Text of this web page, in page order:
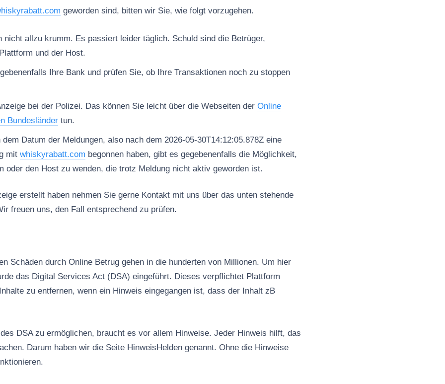
geworden sind, bitten wir Sie, wie folgt vorzugehen.
nicht allzu krumm. Es passiert leider täglich. Schuld sind die Betrüger,
und der Host.
Ihre Bank und prüfen Sie, ob Ihre Transaktionen noch zu stoppen
bei der Polizei. Das können Sie leicht über die Webseiten der Online
Bundesländer tun.
Datum der Meldungen, also nach dem 2026-05-30T14:12:05.878Z eine
mit whiskyrabatt.com begonnen haben, gibt es gegebenenfalls die Möglichkeit,
oder den Host zu wenden, die trotz Meldung nicht aktiv geworden ist.
erstellt haben nehmen Sie gerne Kontakt mit uns über das unten stehende
freuen uns, den Fall entsprechend zu prüfen.
Schäden durch Online Betrug gehen in die hunderten von Millionen. Um hier
das Digital Services Act (DSA) eingeführt. Dieses verpflichtet Plattform
zu entfernen, wenn ein Hinweis eingegangen ist, dass der Inhalt zB
DSA zu ermöglichen, braucht es vor allem Hinweise. Jeder Hinweis hilft, das
Darum haben wir die Seite HinweisHelden genannt. Ohne die Hinweise